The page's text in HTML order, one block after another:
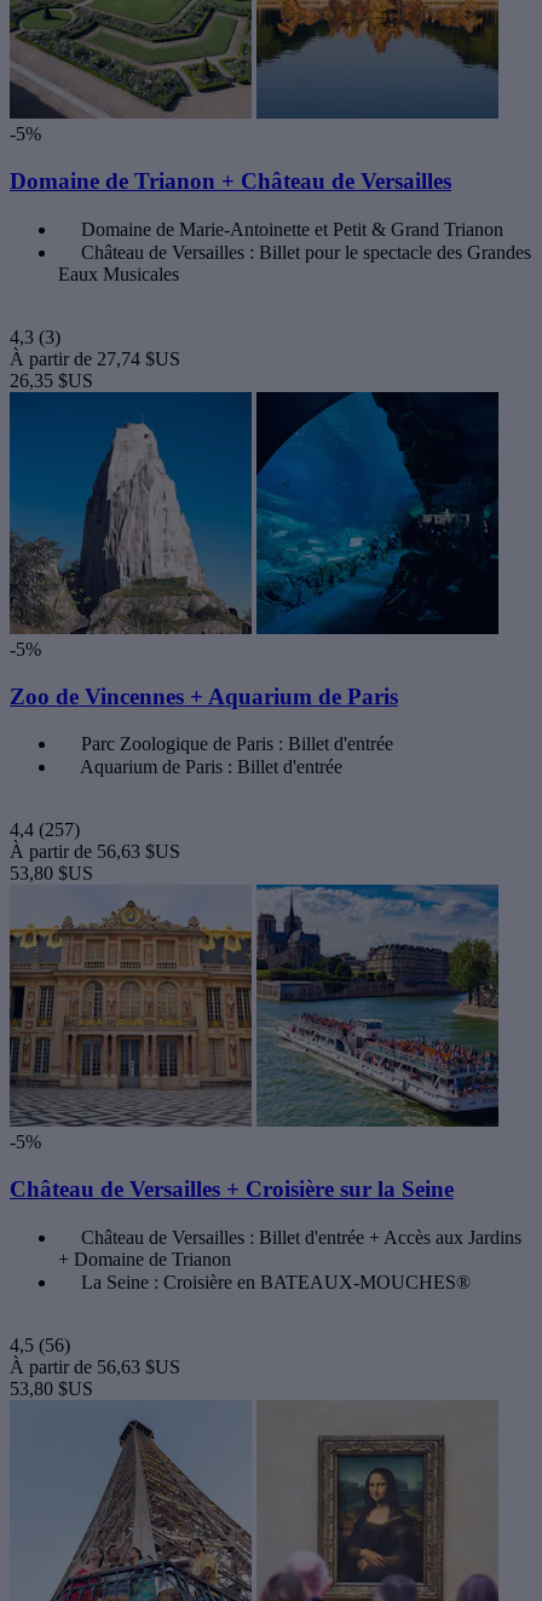
-5%
Domaine de Trianon + Château de Versailles
Domaine de Marie-Antoinette et Petit & Grand Trianon
Château de Versailles : Billet pour le spectacle des Grandes
Eaux Musicales
4,3 (3)
À partir de 27,74 $US
26,35 $US
-5%
Zoo de Vincennes + Aquarium de Paris
Parc Zoologique de Paris : Billet d'entrée
Aquarium de Paris : Billet d'entrée
4,4 (257)
À partir de 56,63 $US
53,80 $US
-5%
Château de Versailles + Croisière sur la Seine
Château de Versailles : Billet d'entrée + Accès aux Jardins
+ Domaine de Trianon
La Seine : Croisière en BATEAUX-MOUCHES®
4,5 (56)
À partir de 56,63 $US
53,80 $US